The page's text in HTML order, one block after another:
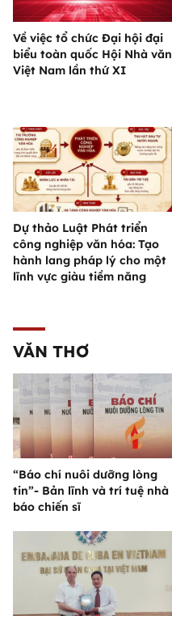
Về việc tổ chức Đại hội đại
biểu toàn quốc Hội Nhà văn
Việt Nam lần thứ XI
Dự thảo Luật Phát triển
công nghiệp văn hóa: Tạo
hành lang pháp lý cho một
lĩnh vực giàu tiềm năng
VĂN THƠ
“Báo chí nuôi dưỡng lòng
tin”- Bản lĩnh và trí tuệ nhà
báo chiến sĩ